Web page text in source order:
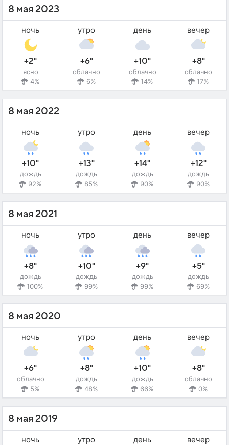
8 мая 2023
ночь
+2°
ясно
4%
утро
+6°
облачно
6%
день
+10°
облачно
14%
вечер
+8°
облачно
17%
8 мая 2022
ночь
+10°
дождь
92%
утро
+13°
дождь
85%
день
+14°
дождь
90%
вечер
+12°
дождь
90%
8 мая 2021
ночь
+8°
дождь
100%
утро
+10°
дождь
99%
день
+9°
дождь
99%
вечер
+5°
дождь
69%
8 мая 2020
ночь
+6°
облачно
5%
утро
+8°
дождь
48%
день
+10°
дождь
66%
вечер
+8°
облачно
0%
8 мая 2019
ночь утро день вечер